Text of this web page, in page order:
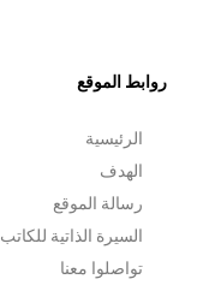
روابط الموقع
الرئيسية
الهدف
رسالة الموقع
السيرة الذاتية للكاتب
تواصلوا معنا